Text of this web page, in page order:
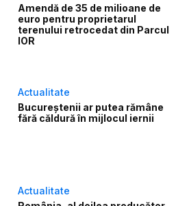
Amendă de 35 de milioane de
euro pentru proprietarul
terenului retrocedat din Parcul
IOR
Actualitate
Bucureștenii ar putea rămâne
fără căldură în mijlocul iernii
Actualitate